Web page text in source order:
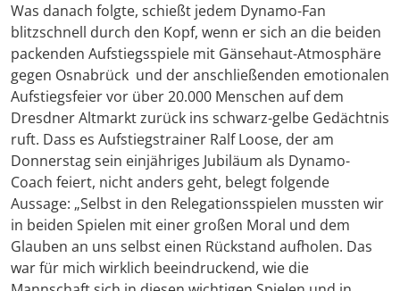
Was danach folgte, schießt jedem Dynamo-Fan
blitzschnell durch den Kopf, wenn er sich an die beiden
packenden Aufstiegsspiele mit Gänsehaut-Atmosphäre
gegen Osnabrück und der anschließenden emotionalen
Aufstiegsfeier vor über 20.000 Menschen auf dem
Dresdner Altmarkt zurück ins schwarz-gelbe Gedächtnis
ruft. Dass es Aufstiegstrainer Ralf Loose, der am
Donnerstag sein einjähriges Jubiläum als Dynamo-
Coach feiert, nicht anders geht, belegt folgende
Aussage: „Selbst in den Relegationsspielen mussten wir
in beiden Spielen mit einer großen Moral und dem
Glauben an uns selbst einen Rückstand aufholen. Das
war für mich wirklich beeindruckend, wie die